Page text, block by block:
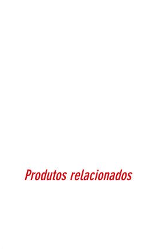
Produtos relacionados